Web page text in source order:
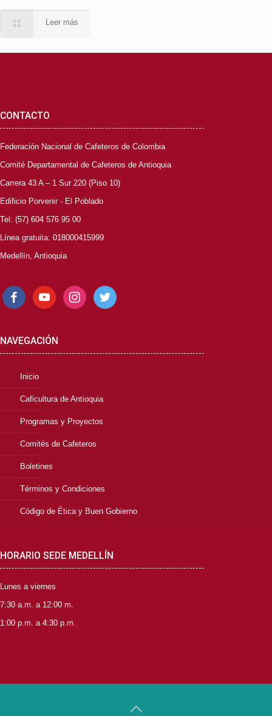
Leer más
CONTACTO
Federación Nacional de Cafeteros de Colombia
Comité Departamental de Cafeteros de Antioquia
Carrera 43 A – 1 Sur 220 (Piso 10)
Edificio Porvenir - El Poblado
Tel: (57) 604 576 95 00
Línea gratuita: 018000415999
Medellín, Antioquia
facebookyoutube instagramtwitter
NAVEGACIÓN
Inicio
Caficultura de Antioquia
Programas y Proyectos
Comités de Cafeteros
Boletines
Términos y Condiciones
Código de Ética y Buen Gobierno
HORARIO SEDE MEDELLÍN
Lunes a viernes
7:30 a.m. a 12:00 m.
1:00 p.m. a 4:30 p.m.